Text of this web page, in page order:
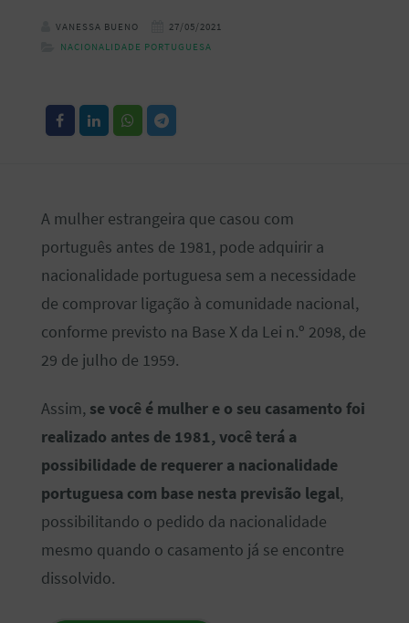
VANESSA BUENO
27/05/2021
NACIONALIDADE PORTUGUESA
A mulher estrangeira que casou com
português antes de 1981, pode adquirir a
nacionalidade portuguesa sem a necessidade
de comprovar ligação à comunidade nacional,
conforme previsto na Base X da Lei n.º 2098, de
29 de julho de 1959.
Assim, se você é mulher e o seu casamento foi
realizado antes de 1981, você terá a
possibilidade de requerer a nacionalidade
portuguesa com base nesta previsão legal,
possibilitando o pedido da nacionalidade
mesmo quando o casamento já se encontre
dissolvido.